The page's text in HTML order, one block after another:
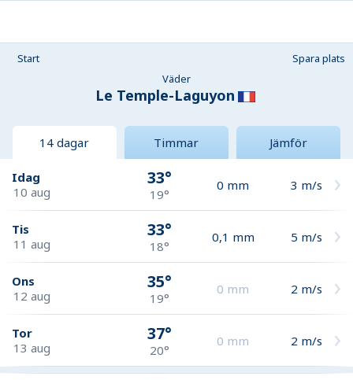
Start
Spara plats
Väder
Le Temple-Laguyon
14 dagar Timmar Jämför
Idag
10 aug
33°
19°
0 mm 3 m/s
Tis
11 aug
33°
18°
0,1 mm 5 m/s
Ons
12 aug
35°
19°
0 mm 2 m/s
Tor
13 aug
37°
20°
0 mm 2 m/s